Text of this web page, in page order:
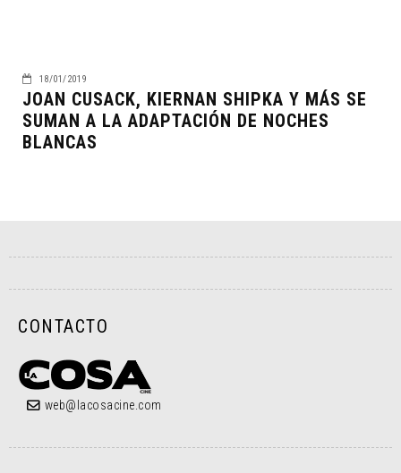
18/01/2019
JOAN CUSACK, KIERNAN SHIPKA Y MÁS SE
SUMAN A LA ADAPTACIÓN DE NOCHES
BLANCAS
CONTACTO
web@lacosacine.com